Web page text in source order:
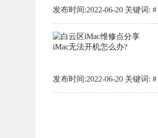
发布时间:2022-06-20 关键词: #
发布时间:2022-06-20 关键词: #